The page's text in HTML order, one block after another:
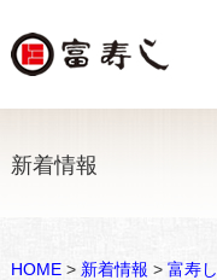
新着情報
HOME> 新着情報 > 富寿し